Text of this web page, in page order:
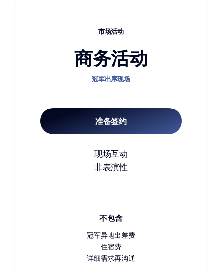
市场活动
商务活动
冠军出席现场
准备签约
现场互动
非表演性
不包含
冠军异地出差费
住宿费
详细需求再沟通